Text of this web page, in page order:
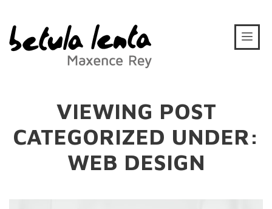
VIEWING POST
CATEGORIZED UNDER:
WEB DESIGN